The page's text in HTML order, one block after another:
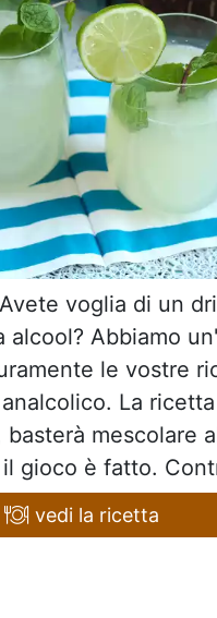
voglia di un
alcool? Abbiamo
le vostre
La
basterà mescolare
gioco è fatto.
vedi la ricetta